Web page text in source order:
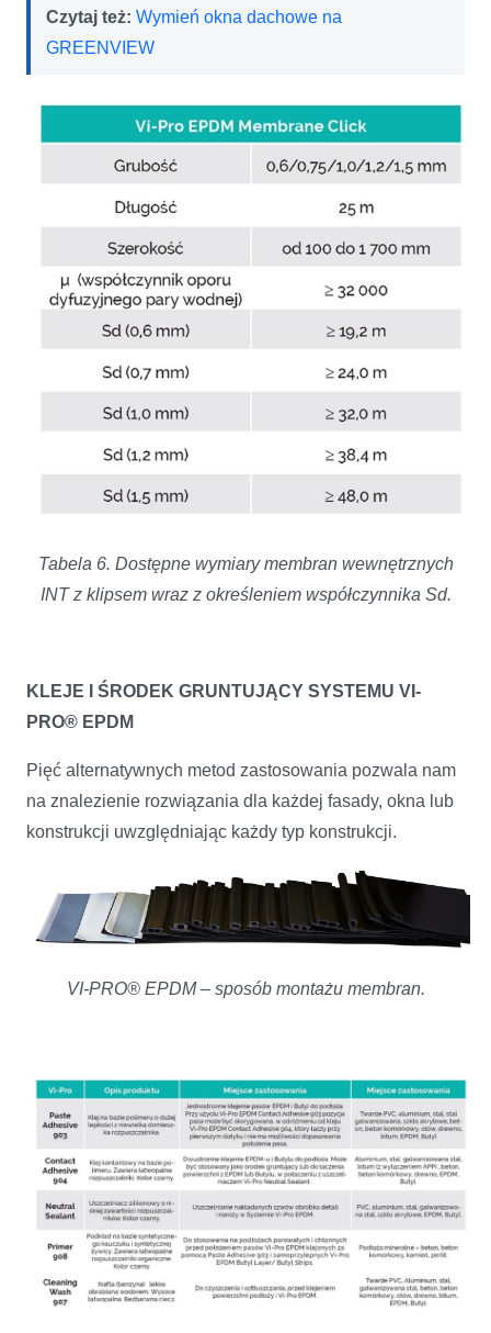
Czytaj też: Wymień okna dachowe na
GREENVIEW
Tabela 6. Dostępne wymiary membran wewnętrznych
INT z klipsem wraz z określeniem współczynnika Sd.
KLEJE I ŚRODEK GRUNTUJĄCY SYSTEMU VI-
PRO® EPDM
Pięć alternatywnych metod zastosowania pozwala nam
na znalezienie rozwiązania dla każdej fasady, okna lub
konstrukcji uwzględniając każdy typ konstrukcji.
VI-PRO® EPDM – sposób montażu membran.